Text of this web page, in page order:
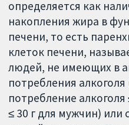
определяется как
накопления жира в
печени, то есть
клеток печени,
людей, не имеющих в
потребления
потребление
≤ 30 г для мужчин) или